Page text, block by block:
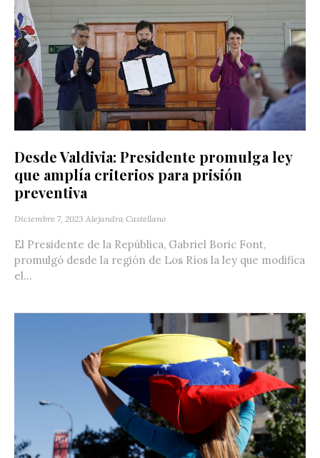
Desde Valdivia: Presidente promulga ley
que amplía criterios para prisión
preventiva
Diciembre 7, 2023 Alejandra Castellano
El Presidente de la República, Gabriel Boric Font,
promulgó desde la región de Los Ríos la ley que modifica
el...